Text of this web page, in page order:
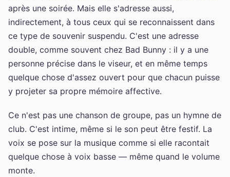
après une soirée. Mais elle s'adresse aussi,
indirectement, à tous ceux qui se reconnaissent dans
ce type de souvenir suspendu. C'est une adresse
double, comme souvent chez Bad Bunny : il y a une
personne précise dans le viseur, et en même temps
quelque chose d'assez ouvert pour que chacun puisse
y projeter sa propre mémoire affective.
Ce n'est pas une chanson de groupe, pas un hymne de
club. C'est intime, même si le son peut être festif. La
voix se pose sur la musique comme si elle racontait
quelque chose à voix basse — même quand le volume
monte.